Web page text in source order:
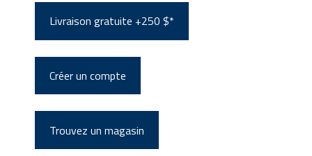
Livraison gratuite +250 $*
Créer un compte
Trouvez un magasin